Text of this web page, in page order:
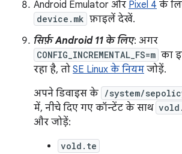
Android Emulator और Pixel 4 के
device.mk फ़ाइलें देखें.
सिर्फ़ Android 11 के लिए: अगर
CONFIG_INCREMENTAL_FS=m का
रहा है, तो SE Linux के नियम जोड़ें.
अपने डिवाइस के /system/
में, नीचे दिए गए कॉन्टेंट के साथ
और जोड़ें:
vold.te